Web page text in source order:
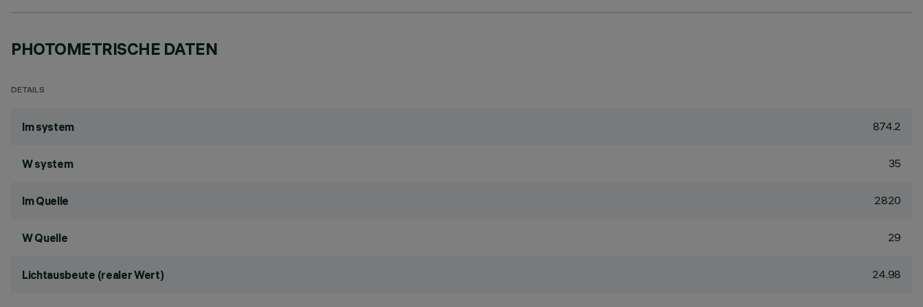
PHOTOMETRISCHE DATEN
DETAILS
lm system 874.2
W system 35
lm Quelle 2820
W Quelle 29
Lichtausbeute (realer Wert) 24.98